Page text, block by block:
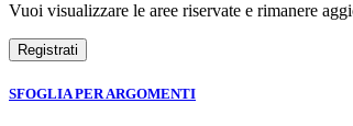
Vuoi visualizzare le aree riservate e rimanere
SFOGLIA PER ARGOMENTI